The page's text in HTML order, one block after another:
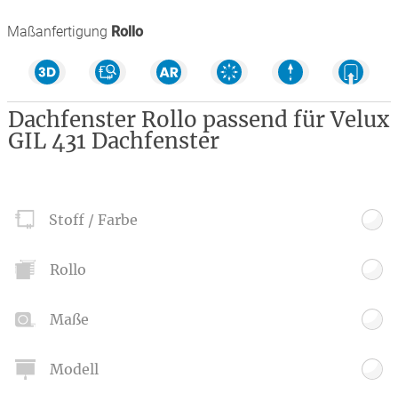
Maßanfertigung Rollo
Dachfenster Rollo passend für Velux
GIL 431 Dachfenster
Stoff / Farbe
Rollo
Maße
Modell